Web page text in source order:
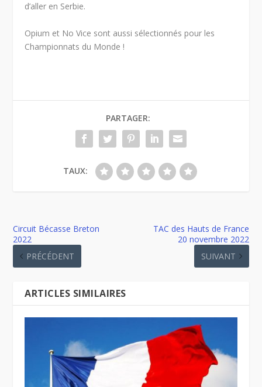
d’aller en Serbie.
Opium et No Vice sont aussi sélectionnés pour les
Championnats du Monde !
PARTAGER:
TAUX:
Circuit Bécasse Breton
2022
PRÉCÉDENT
TAC des Hauts de France
20 novembre 2022
SUIVANT
ARTICLES SIMILAIRES